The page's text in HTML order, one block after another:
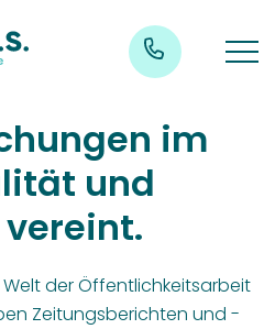
im
und
Welt der Öffentlichkeitsarbeit
Zeitungsberichten und -